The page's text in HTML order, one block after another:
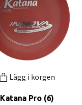
Lägg i korgen
Katana Pro (6)